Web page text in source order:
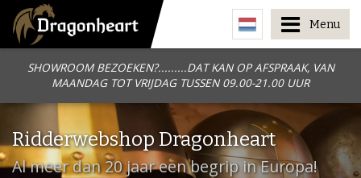
SHOWROOM BEZOEKEN?.........DAT KAN OP AFSPRAAK, VAN
MAANDAG TOT VRIJDAG TUSSEN 09.00-21.00 UUR
Menu
Ridderwebshop Dragonheart
Al meer dan 20 jaar een begrip in Europa!